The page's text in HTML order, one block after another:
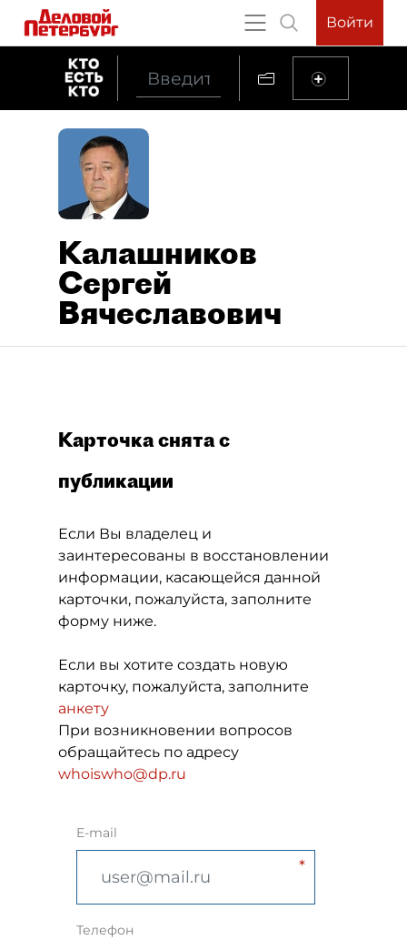
Войти
Калашников
Сергей
Вячеславович
Карточка снята с
публикации
Если Вы владелец и
заинтересованы в восстановлении
информации, касающейся данной
карточки, пожалуйста, заполните
форму ниже.
Если вы хотите создать новую
карточку, пожалуйста, заполните
анкету
При возникновении вопросов
обращайтесь по адресу
whoiswho@dp.ru
E-mail
Телефон